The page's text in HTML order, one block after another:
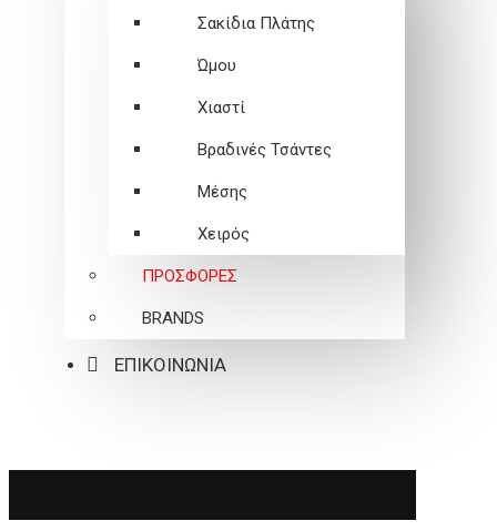
Σακίδια Πλάτης
Ώμου
Χιαστί
Βραδινές Τσάντες
Μέσης
Χειρός
ΠΡΟΣΦΟΡΕΣ
BRANDS
ΕΠΙΚΟΙΝΩΝΙΑ